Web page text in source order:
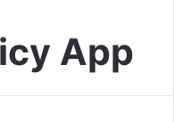
App